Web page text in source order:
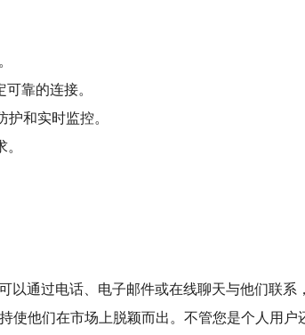
靠的连接。
和实时监控。
通过电话、电子邮件或在线聊天与他们联系
他们在市场上脱颖而出。不管您是个人用户